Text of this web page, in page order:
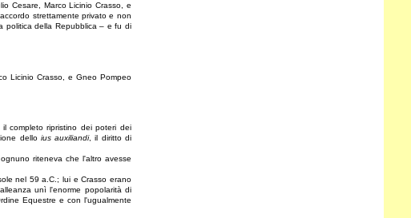
Cesare, Marco Licinio Crasso, e
strettamente privato e non
politica della Repubblica – e fu di
Licinio Crasso, e Gneo Pompeo
completo ripristino dei poteri dei
dello ius auxiliandi, il diritto di
riteneva che l'altro avesse
nel 59 a.C.; lui e Crasso erano
unì l'enorme popolarità di
Equestre e con l'ugualmente